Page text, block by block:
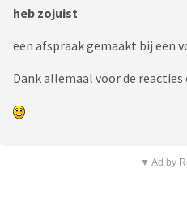
heb zojuist
een afspraak gemaakt bij een
Dank allemaal voor de reacties
▼ Ad by